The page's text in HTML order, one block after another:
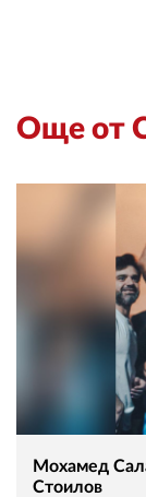
Още от
Мохамед
Стоилов